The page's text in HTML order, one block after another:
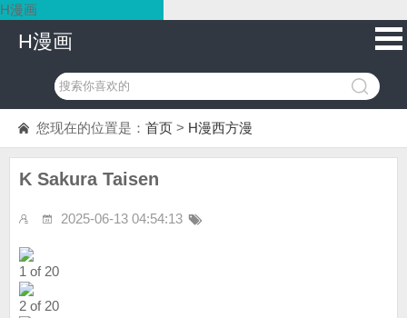
H漫画
H漫画
您现在的位置是： 首页 > H漫西方漫
K Sakura Taisen
2025-06-13 04:54:13
1 of 20
2 of 20